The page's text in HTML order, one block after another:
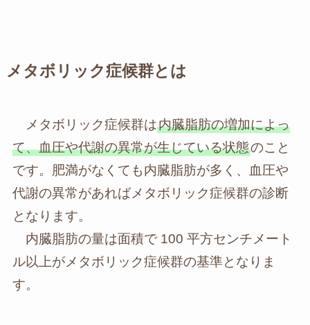
メタボリック症候群とは
メタボリック症候群は内臓脂肪の増加によっ
て、血圧や代謝の異常が生じている状態のこと
です。肥満がなくても内臓脂肪が多く、血圧や
代謝の異常があればメタボリック症候群の診断
となります。
内臓脂肪の量は面積で 100 平方センチメート
ル以上がメタボリック症候群の基準となりま
す。